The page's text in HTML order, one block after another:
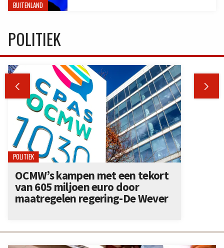
BUITENLAND
POLITIEK
 
POLITIEK
OCMW’s kampen met een tekort
van 605 miljoen euro door
maatregelen regering-De Wever